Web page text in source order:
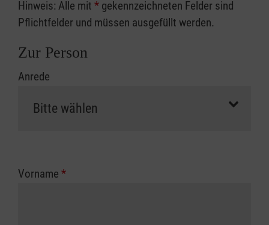
Hinweis: Alle mit * gekennzeichneten Felder sind
Pflichtfelder und müssen ausgefüllt werden.
Zur Person
Anrede
Vorname *